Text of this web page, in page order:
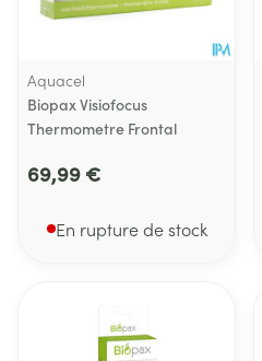
Aquacel
Biopax Visiofocus
Thermometre Frontal
69,99 €
En rupture de stock